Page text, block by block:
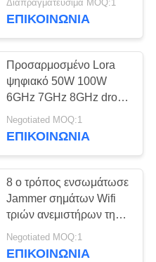
12 κεραιών
Διαπραγματεύσιμα MOQ:1
ΕΠΙΚΟΙΝΩΝΊΑ
Προσαρμοσμένο Lora
ψηφιακό 50W 100W
6GHz 7GHz 8GHz drone
σήμα jammer μονάδα
RF ενισχυτή
Negotiated MOQ:1
ΕΠΙΚΟΙΝΩΝΊΑ
8 ο τρόπος ενσωμάτωσε
Jammer σημάτων Wifi
τριών ανεμιστήρων τη
συσκευή
Negotiated MOQ:1
ΕΠΙΚΟΙΝΩΝΊΑ